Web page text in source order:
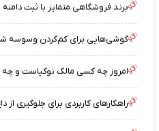
برند فروشگاهی متمایز با ثبت دامنه .store در رادکام
گوشی‌هایی برای کم‌کردن وسوسه
امروز چه کسی مالک نوکیاست و
راهکارهای کاربردی برای جلوگیری